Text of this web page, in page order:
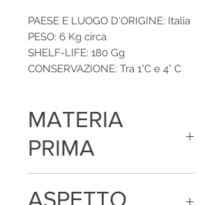
PAESE E LUOGO D'ORIGINE: Italia
PESO: 6 Kg circa
SHELF-LIFE: 180 Gg
CONSERVAZIONE: Tra 1°C e 4° C
MATERIA
PRIMA
saccarosio, aromi e spezie
ASPETTO